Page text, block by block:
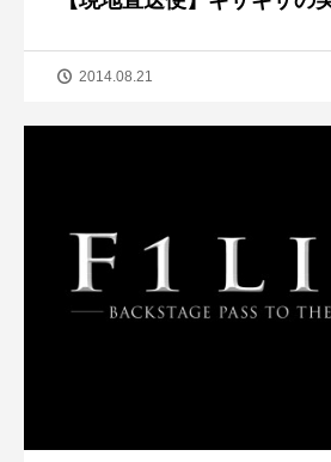
2014.08.21